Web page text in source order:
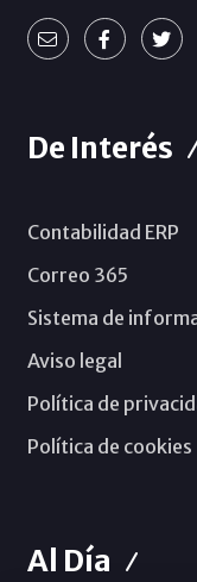
De Interés
Contabilidad ERP
Correo 365
Sistema de
Aviso legal
Política de
Política de cookies
Al Día